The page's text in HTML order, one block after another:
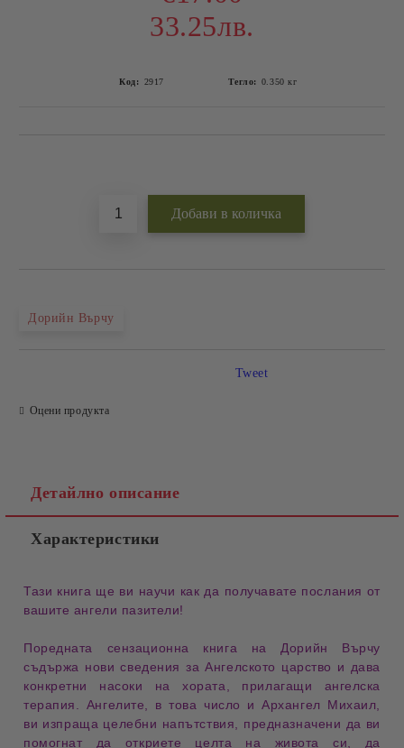
33.25лв.
Код: 2917 Тегло: 0.350 кг
Дорийн Върчу
Оцени продукта
Tweet
Детайлно описание
Характеристики
Тази книга ще ви научи как да получавате послания от
вашите ангели пазители!
Поредната сензационна книга на Дорийн Върчу
съдържа нови сведения за Ангелското царство и дава
конкретни насоки на хората, прилагащи ангелска
терапия. Ангелите, в това число и Архангел Михаил,
ви изпраща целебни напътствия, предназначени да ви
помогнат да откриете целта на живота си, да